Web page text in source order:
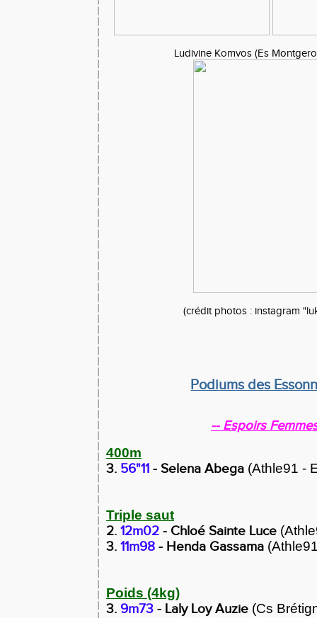
Ludivine Komvos (Es
(crédit photos : instagram
Podiums des
-- Espoirs
400m
3. 56"11 - Selena Abega (Athle91 -
Triple saut
2. 12m02 - Chloé Sainte Luce
3. 11m98 - Henda Gassama
Poids (4kg)
3. 9m73 - Laly Loy Auzie (Cs